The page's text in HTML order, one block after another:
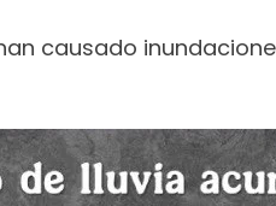
causado